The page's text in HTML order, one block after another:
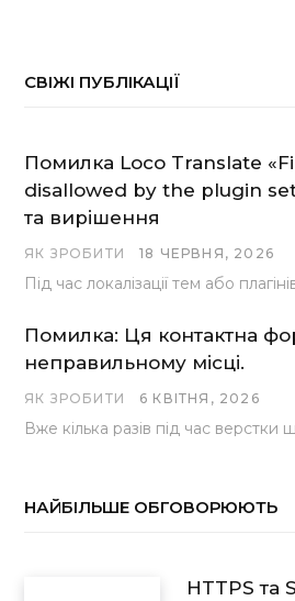
СВІЖІ ПУБЛІКАЦІЇ
Помилка Loco Translate
disallowed by the plugin
та вирішення
ЯК ЗРОБИТИ 18 ЧЕРВНЯ, 2026
Помилка: Ця контактна
неправильному місці.
ЯК ЗРОБИТИ 6 КВІТНЯ, 2026
НАЙБІЛЬШЕ ОБГОВОРЮЮТЬ
HTTPS та